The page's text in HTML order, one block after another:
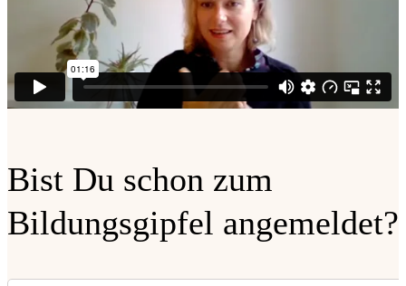
Bist Du schon zum
Bildungsgipfel angemeldet?